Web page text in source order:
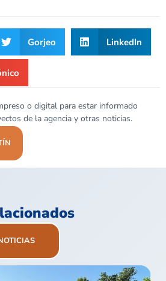
Gorjeo LinkedIn
o digital para estar informado
de la agencia y otras noticias.